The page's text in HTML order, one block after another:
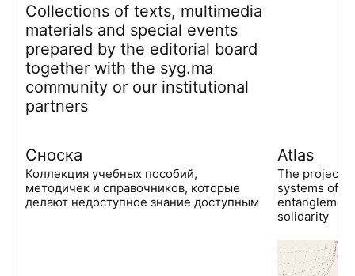
Collections of texts, multimedia
materials and special events
prepared by the editorial board
together with the syg.ma
community or our institutional
partners
Сноска
Коллекция учебных пособий,
методичек и справочников, которые
делают недоступное знание доступным
Atlas
The project
systems of
solidarity